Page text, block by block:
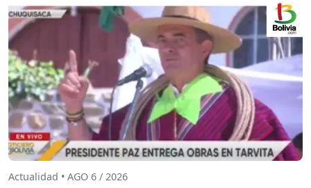
Actualidad • AGO 6 / 2026